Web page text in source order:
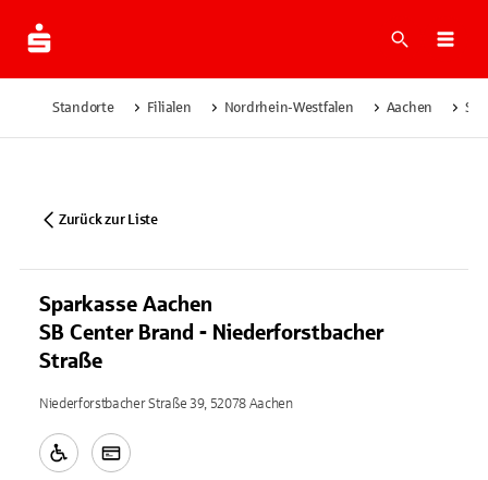
Suche
Standorte Filialen Nordrhein-Westfalen Aachen
Zurück zur Liste
Sparkasse Aachen
SB Center Brand - Niederforstbacher
Straße
Niederforstbacher Straße 39, 52078 Aachen